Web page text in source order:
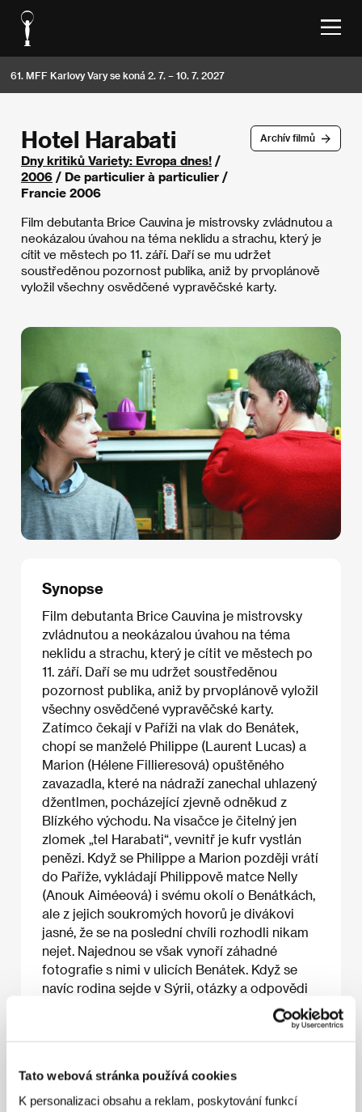
Tato webová stránka používá cookies
K personalizaci obsahu a reklam, poskytování funkcí
61. MFF Karlovy Vary se koná 2. 7. – 10. 7. 2027
Archív filmů
Hotel Harabati
Dny kritiků Variety: Evropa dnes! /
2006 / De particulier à particulier /
Francie 2006
Film debutanta Brice Cauvina je mistrovsky zvládnutou a
neokázalou úvahou na téma neklidu a strachu, který je
cítit ve městech po 11. září. Daří se mu udržet
soustředěnou pozornost publika, aniž by prvoplánově
vyložil všechny osvědčené vypravěčské karty.
Synopse
Film debutanta Brice Cauvina je mistrovsky
zvládnutou a neokázalou úvahou na téma
neklidu a strachu, který je cítit ve městech po
11. září. Daří se mu udržet soustředěnou
pozornost publika, aniž by prvoplánově vyložil
všechny osvědčené vypravěčské karty.
Zatímco čekají v Paříži na vlak do Benátek,
chopí se manželé Philippe (Laurent Lucas) a
Marion (Hélene Fillieresová) opuštěného
zavazadla, které na nádraží zanechal uhlazený
džentlmen, pocházející zjevně odněkud z
Blízkého východu. Na visačce je čitelný jen
zlomek „tel Harabati“, vevnitř je kufr vystlán
penězi. Když se Philippe a Marion později vrátí
do Paříže, vykládají Philippově matce Nelly
(Anouk Aiméeová) i svému okolí o Benátkách,
ale z jejich soukromých hovorů je divákovi
jasné, že se na poslední chvíli rozhodli nikam
nejet. Najednou se však vynoří záhadné
fotografie s nimi v ulicích Benátek. Když se
navíc rodina sejde v Sýrii, otázky a odpovědi
O filmu